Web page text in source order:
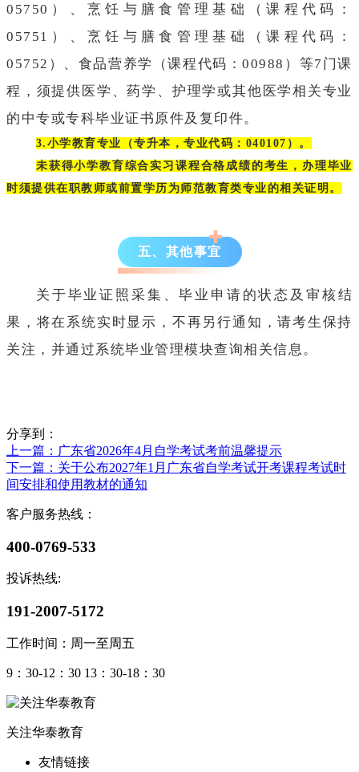
05750）、烹饪与膳食管理基础（课程代码：
05751）、烹饪与膳食管理基础（课程代码：
05752）、食品营养学（课程代码：00988）等7门课
程，须提供医学、药学、护理学或其他医学相关专业
的中专或专科毕业证书原件及复印件。
3.小学教育专业（专升本，专业代码：040107）。
未获得小学教育综合实习课程合格成绩的考生，办理毕业
时须提供在职教师或前置学历为师范教育类专业的相关证明。
五、其他事宜
关于毕业证照采集、毕业申请的状态及审核结
果，将在系统实时显示，不再另行通知，请考生保持
关注，并通过系统毕业管理模块查询相关信息。
分享到：
上一篇 ：广东省2026年4月自学考试考前温馨提示
下一篇 ：关于公布2027年1月广东省自学考试开考课程考试时
间安排和使用教材的通知
客户服务热线：
400-0769-533
投诉热线:
191-2007-5172
工作时间：周一至周五
9：30-12：30 13：30-18：30
关注华泰教育
友情链接